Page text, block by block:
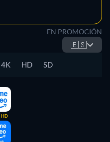
EN PROMOCIÓN
🇪🇸
4K HD SD
HD